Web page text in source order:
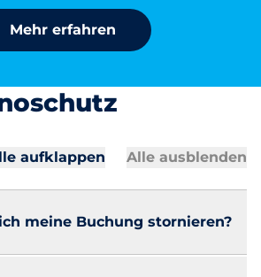
Mehr erfahren
aufklappen Alle ausblenden
meine Buchung stornieren?